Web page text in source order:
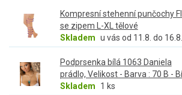
Kompresní stehenní punčochy
se zipem L-XL tělové
Skladem u vás od 11.8. do 16.8.
Podprsenka bílá 1063 Daniela
prádlo, Velikost - Barva : 70 B -
Skladem
1 ks